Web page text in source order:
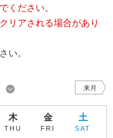
ください。
リアされる場合があり
い。
来月
木
THU
金
FRI
土
SAT